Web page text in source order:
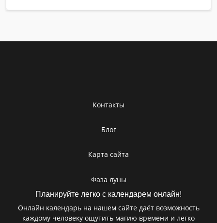
Контакты
Блог
Карта сайта
Фаза луны
Планируйте легко с календарем онлайн!
Онлайн календарь на нашем сайте даёт возможность
каждому человеку ощутить магию времени и легко